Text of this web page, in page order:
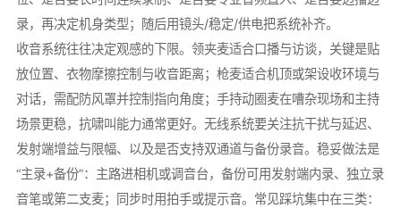
录，再决定机身类型；随后用镜头/稳定/供电把系统补齐。
收音系统往往决定观感的下限。领夹麦适合口播与访谈，关键是贴
放位置、衣物摩擦控制与收音距离；枪麦适合机顶或架设收环境与
对话，需配防风罩并控制指向角度；手持动圈麦在嘈杂现场和主持
场景更稳，抗啸叫能力通常更好。无线系统要关注抗干扰与延迟、
发射端增益与限幅、以及是否支持双通道与备份录音。稳妥做法是
“主录+备份”：主路进相机或调音台，备份可用发射端内录、独立录
音笔或第二支麦；同步时用拍手或提示音。常见踩坑集中在三类：